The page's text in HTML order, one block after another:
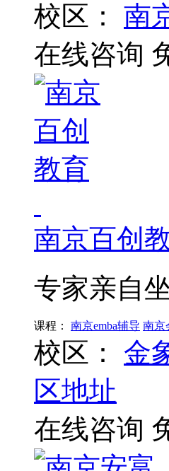
校区： 南
在线咨询
南京百创
专家亲自
课程： 南京emba辅导 南京
校区： 金
区地址
在线咨询